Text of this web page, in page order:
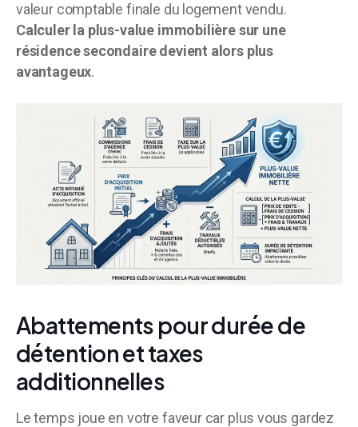
valeur comptable finale du logement vendu.
Calculer la plus-value immobilière sur une
résidence secondaire devient alors plus
avantageux.
Abattements pour durée de
détention et taxes
additionnelles
Le temps joue en votre faveur car plus vous gardez